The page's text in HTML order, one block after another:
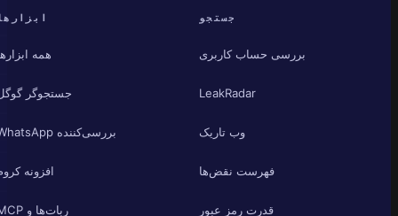
جستجو
بررسی حساب کاربری
LeakRadar
وب تاریک
فهرست نقض‌ها
قدرت رمز عبور
ابزارها
همه ابزارها
جستجوگر گوگل
بررسی‌کننده WhatsApp
افزونه کروم
ربات‌ها و MCP